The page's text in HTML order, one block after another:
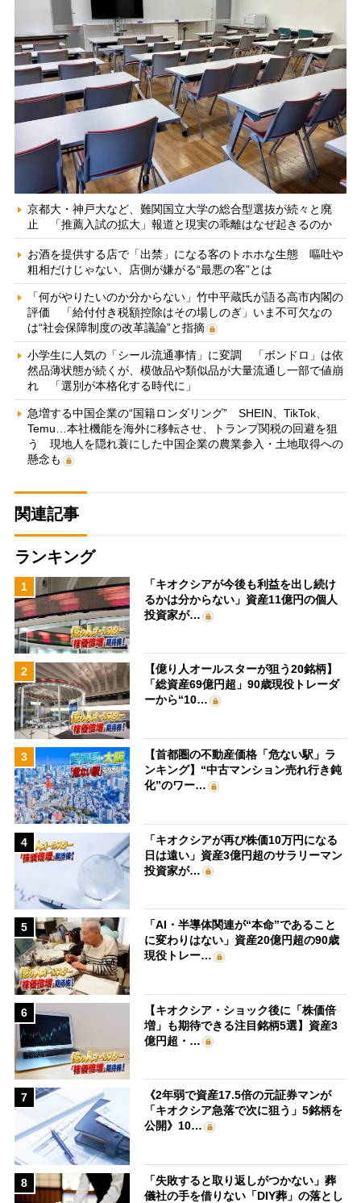
京都大・神戸大など、難関国立大学の総合型選抜が続々と廃
止 「推薦入試の拡大」報道と現実の乖離はなぜ起きるのか
お酒を提供する店で「出禁」になる客のトホホな生態 嘔吐や
粗相だけじゃない、店側が嫌がる“最悪の客”とは
「何がやりたいのか分からない」竹中平蔵氏が語る高市内閣の
評価 「給付付き税額控除はその場しのぎ」いま不可欠なの
は“社会保障制度の改革議論”と指摘
小学生に人気の「シール流通事情」に変調 「ボンドロ」は依
然品薄状態が続くが、模倣品や類似品が大量流通し一部で値崩
れ 「選別が本格化する時代に」
急増する中国企業の“国籍ロンダリング” SHEIN、TikTok、
Temu…本社機能を海外に移転させ、トランプ関税の回避を狙
う 現地人を隠れ蓑にした中国企業の農業参入・土地取得への
懸念も
関連記事
ランキング
1
「キオクシアが今後も利益を出し続け
るかは分からない」資産11億円の個人
投資家が…
2
【億り人オールスターが狙う20銘柄】
「総資産69億円超」90歳現役トレーダ
ーから“10…
3
【首都圏の不動産価格「危ない駅」ラ
ンキング】“中古マンション売れ行き鈍
化”のワー…
4
「キオクシアが再び株価10万円になる
日は遠い」資産3億円超のサラリーマン
投資家が…
5
「AI・半導体関連が“本命”であること
に変わりはない」資産20億円超の90歳
現役トレー…
6
【キオクシア・ショック後に「株価倍
増」も期待できる注目銘柄5選】資産3
億円超・…
7
《2年弱で資産17.5倍の元証券マンが
「キオクシア急落で次に狙う」5銘柄を
公開》10…
8
「失敗すると取り返しがつかない」葬
儀社の手を借りない「DIY葬」の落とし